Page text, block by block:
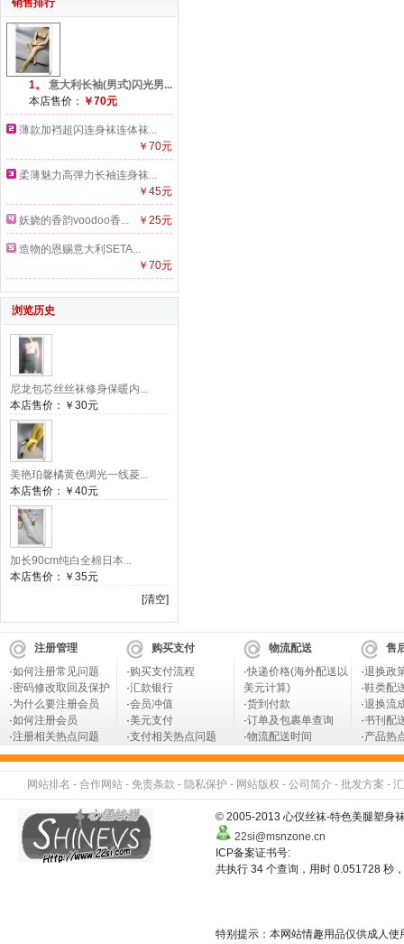
销售排行
1。
意大利长袖(男式)闪光男...
本店售价： ￥70元
薄款加裆超闪连身袜连体袜...
￥70元
柔薄魅力高弹力长袖连身袜...
￥45元
妖娆的香韵voodoo香... ￥25元
造物的恩赐意大利SETA...
￥70元
浏览历史
尼龙包芯丝丝袜修身保暖内...
本店售价： ￥30元
美艳珀馨橘黄色绸光一线菱...
本店售价： ￥40元
加长90cm纯白全棉日本...
本店售价： ￥35元
[清空]
注册管理
·如何注册常见问题
·密码修改取回及保护
·为什么要注册会员
·如何注册会员
·注册相关热点问题
购买支付
·购买支付流程
·汇款银行
·会员冲值
·美元支付
·支付相关热点问题
物流配送
·快递价格(海外配送以
美元计算)
·货到付款
·订单及包裹单查询
·物流配送时间
售
·退换政
·鞋类配
·退换流
·书刊配
·产品热
网站排名 - 合作网站 - 免责条款 - 隐私保护 - 网站版权 - 公司简介 - 批发方案 -
© 2005-2013 心仪丝袜-特色美腿塑身
22si@msnzone.cn
ICP备案证书号:
共执行 34 个查询，用时 0.051728 秒
特别提示：本网站情趣用品仅供成人